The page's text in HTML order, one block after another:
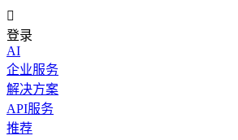

登录
AI
企业服务
解决方案
API服务
推荐